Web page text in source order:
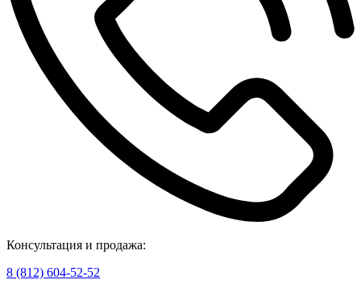
Консультация и продажа:
8 (812) 604-52-52